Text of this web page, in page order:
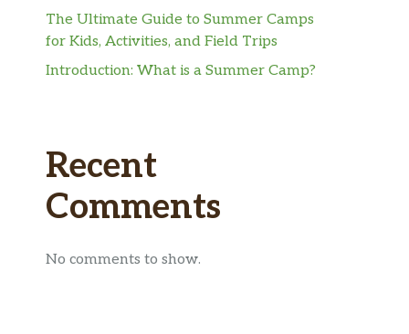
The Ultimate Guide to Summer Camps
for Kids, Activities, and Field Trips
Introduction: What is a Summer Camp?
Recent
Comments
No comments to show.